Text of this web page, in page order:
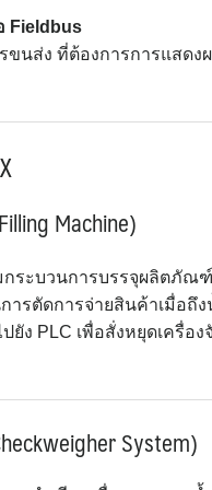
Fieldbus
ขนส่ง ที่ต้องการการแสด
Machine)
ระบวนการบรรจุผลิตภัณ
รตัดการจ่ายสินค้าเมื่อถึ
ปยัง PLC เพื่อสั่งหยุดเครื่
System)